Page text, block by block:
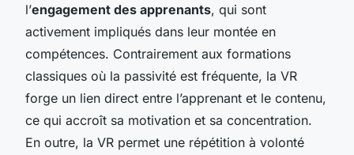
l’engagement des apprenants, qui sont
activement impliqués dans leur montée en
compétences. Contrairement aux formations
classiques où la passivité est fréquente, la VR
forge un lien direct entre l’apprenant et le contenu,
ce qui accroît sa motivation et sa concentration.
En outre, la VR permet une répétition à volonté